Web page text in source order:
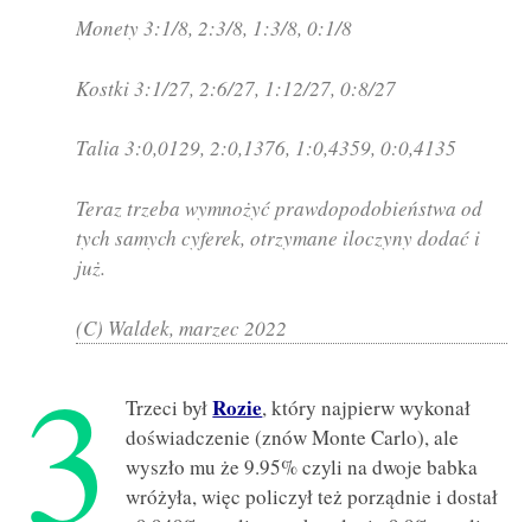
Monety 3:1/8, 2:3/8, 1:3/8, 0:1/8
Kostki 3:1/27, 2:6/27, 1:12/27, 0:8/27
Talia 3:0,0129, 2:0,1376, 1:0,4359, 0:0,4135
Teraz trzeba wymnożyć prawdopodobieństwa od
tych samych cyferek, otrzymane iloczyny dodać i
już.
(C) Waldek, marzec 2022
3 Trzeci byłRozie, który najpierw wykonał
doświadczenie (znów Monte Carlo), ale
wyszło mu że 9.95% czyli na dwoje babka
wróżyła, więc policzył też porządnie i dostał